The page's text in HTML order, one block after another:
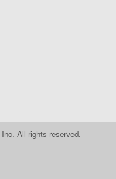
All rights reserved.